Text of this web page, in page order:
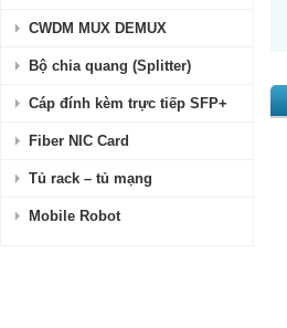
CWDM MUX DEMUX
Bộ chia quang (Splitter)
Cáp đính kèm trực tiếp SFP+
Fiber NIC Card
Tủ rack – tủ mạng
Mobile Robot